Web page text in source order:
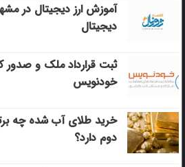
آموزش ارز دیجیتال در
دیجیتال
ثبت قرارداد ملک و صدور
خودنویس
خرید طلای آب شده چه
دوم دارد؟